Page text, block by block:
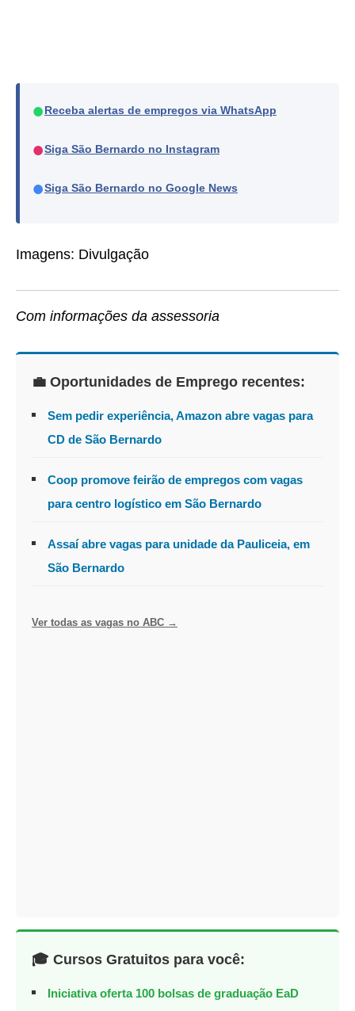
● Receba alertas de empregos via WhatsApp
●Siga São Bernardo no Instagram
●Siga São Bernardo no Google News
Imagens: Divulgação
Com informações da assessoria
💼 Oportunidades de Emprego recentes:
Sem pedir experiência, Amazon abre vagas para
CD de São Bernardo
Coop promove feirão de empregos com vagas
para centro logístico em São Bernardo
Assaí abre vagas para unidade da Pauliceia, em
São Bernardo
Ver todas as vagas no ABC →
🎓 Cursos Gratuitos para você:
Iniciativa oferta 100 bolsas de graduação EaD